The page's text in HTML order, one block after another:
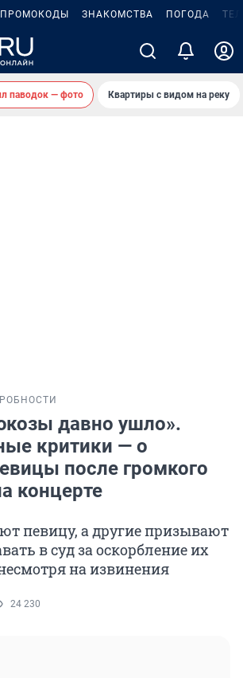
ПРОМОКОДЫ ЗНАКОМСТВА ПОГОДА
паводок — фото Квартиры с видом на реку
давно ушло».
критики — о
после громкого
концерте
певицу, а другие призывают
в суд за оскорбление их
на извинения
24 230